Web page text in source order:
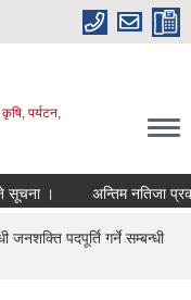
पर्यटन,
। अन्तिम नतिजा
जनशक्ति पदपूर्ति गर्ने सम्बन्धी